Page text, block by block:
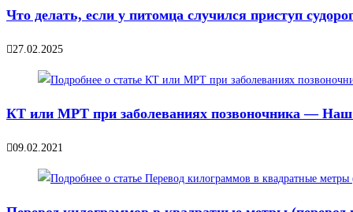
Что делать, если у питомца случился приступ
27.02.2025
КТ или МРТ при заболеваниях позвоночника —
09.02.2021